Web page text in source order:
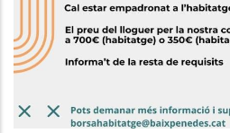
Persones
Habitatge,